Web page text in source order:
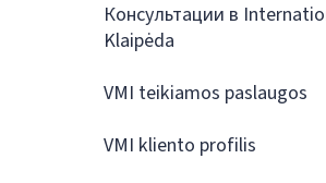
Консультации в
Klaipėda
VMI teikiamos paslaugos
VMI kliento profilis